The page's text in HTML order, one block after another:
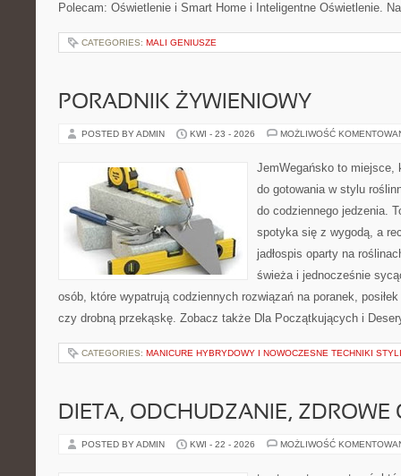
Polecam: Oświetlenie i Smart Home i Inteligentne Oświetlenie.
CATEGORIES: MALI GENIUSZE
PORADNIK ŻYWIENIOWY
POSTED BY ADMIN KWI - 23 - 2026 MOŻLIWOŚĆ
JemWegańsko to miejsce,
do gotowania w stylu
do codziennego jedzenia.
spotyka się z wygodą, a
jadłospis oparty na
świeża i jednocześnie
osób, które wypatrują codziennych rozwiązań na poranek,
czy drobną przekąskę. Zobacz także Dla Początkujących i
CATEGORIES: MANICURE HYBRYDOWY I NOWOCZESNE TECHNIKI
DIETA, ODCHUDZANIE, ZDROWE
POSTED BY ADMIN KWI - 22 - 2026 MOŻLIWOŚĆ